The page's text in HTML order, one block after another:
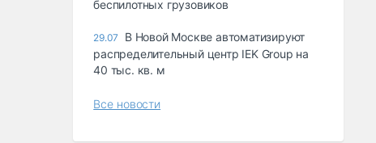
беспилотных грузовиков
29.07
В Новой Москве автоматизируют
распределительный центр IEK Group на
40 тыс. кв. м
Все новости